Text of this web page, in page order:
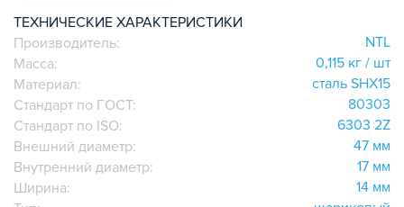
ИГОЛЬЧАТЫЕ РОЛИКОВЫЕ
ЛИНЕЙНЫЕ СОЕДИНИТЕЛИ
ДОПОЛНИТЕЛЬНАЯ ОБРАБОТКА
ПАРАЛЛЕЛЬНЫЕ СОЕДИНИТЕЛИ
ПРОМЫШЛЕННАЯ МЕБЕЛЬ
СИСТЕМА ЛЕСТНИЦ И ПЛАТФОРМ
БЫСТРЫЕ СОЕДИНИТЕЛИ
ВИНТОВЫЕ СОЕДИНИТЕЛИ И ВТУЛКИ
ТЕХНИЧЕСКИЕ ХАРАКТЕРИСТИКИ
Производитель:
NTL
Масса:
0,115 кг / шт
Материал:
сталь SHX15
Стандарт по ГОСТ:
80303
Стандарт по ISO:
6303 2Z
Внешний диаметр:
47 мм
Внутренний диаметр:
17 мм
Ширина:
14 мм